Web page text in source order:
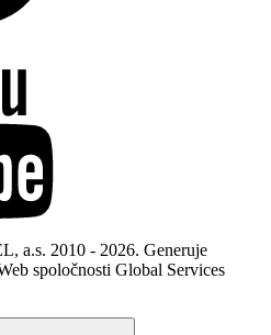
a.s. 2010 - 2026. Generuje
spoločnosti Global Services